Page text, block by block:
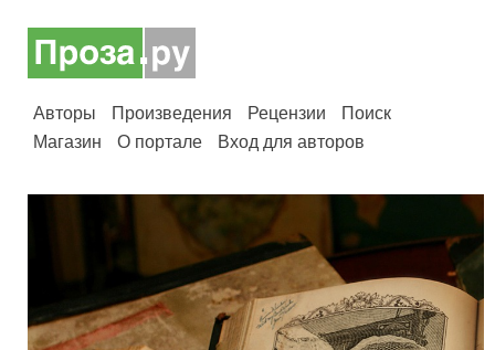
Авторы Произведения Рецензии
Поиск
Магазин
О портале Вход для авторов